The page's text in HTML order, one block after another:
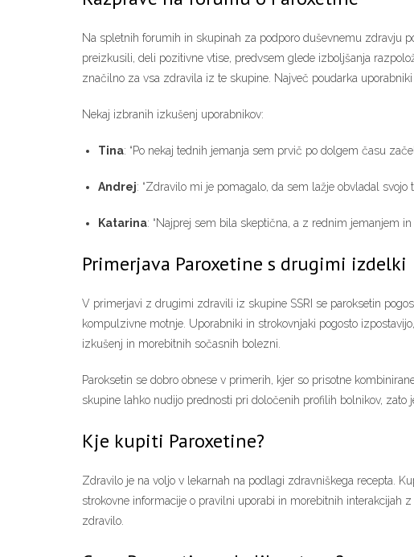
Na spletnih forumih in skupinah za podporo duševnemu zdravju
preizkusili, deli pozitivne vtise, predvsem glede izboljšanja
značilno za vsa zdravila iz te skupine. Največ poudarka
Nekaj izbranih izkušenj uporabnikov:
Tina: “Po nekaj tednih jemanja sem prvič po dolgem času
Andrej: “Zdravilo mi je pomagalo, da sem lažje obvladal
Katarina: “Najprej sem bila skeptična, a z rednim jemanjem
Primerjava Paroxetine s drugimi izdelki
V primerjavi z drugimi zdravili iz skupine SSRI se paroksetin
kompulzivne motnje. Uporabniki in strokovnjaki pogosto
izkušenj in morebitnih sočasnih bolezni.
Paroksetin se dobro obnese v primerih, kjer so prisotne
skupine lahko nudijo prednosti pri določenih profilih bolnikov,
Kje kupiti Paroxetine?
Zdravilo je na voljo v lekarnah na podlagi zdravniškega recepta.
strokovne informacije o pravilni uporabi in morebitnih interakcijah
zdravilo.